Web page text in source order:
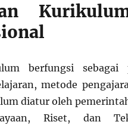
berfungsi
metode
diatur oleh
Riset, dan